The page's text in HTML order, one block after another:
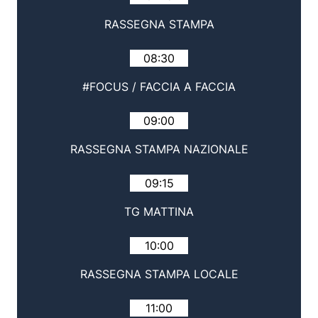
RASSEGNA STAMPA
08:30
#FOCUS / FACCIA A FACCIA
09:00
RASSEGNA STAMPA NAZIONALE
09:15
TG MATTINA
10:00
RASSEGNA STAMPA LOCALE
11:00